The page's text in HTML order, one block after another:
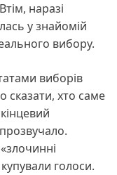
наразі
у знайомій
вибору.
виборів
сказати, хто саме
голоси.